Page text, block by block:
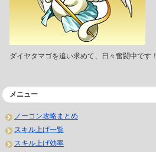
ダイヤタマゴを追い求めて、日々奮闘中です！
メニュー
ノーコン攻略まとめ
スキル上げ一覧
スキル上げ効率